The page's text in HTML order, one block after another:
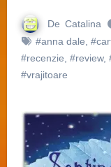
De Catalina
#anna dale,
#recenzie, #review,
#vrajitoare